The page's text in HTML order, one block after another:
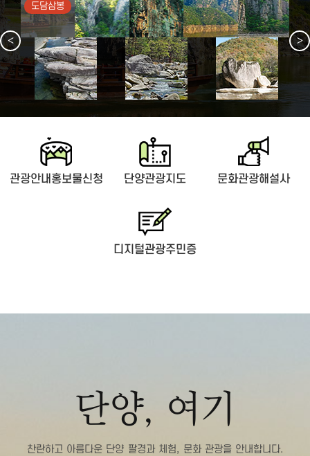
<
도담삼봉
>
관광안내홍보물신청 단양관광지도 문화관광해설사
디지털관광주민증
단양, 여기
찬란하고 아름다운 단양 팔경과 체험, 문화 관광을 안내합니다.